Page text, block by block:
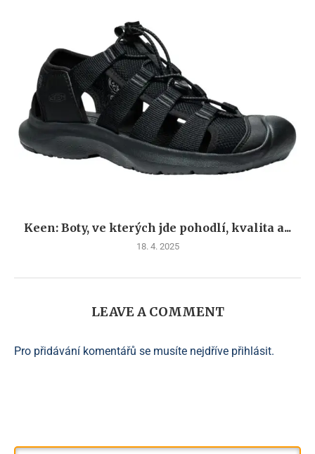
Keen: Boty, ve kterých jde pohodlí, kvalita a...
18. 4. 2025
LEAVE A COMMENT
Pro přidávání komentářů se musíte nejdříve přihlásit.